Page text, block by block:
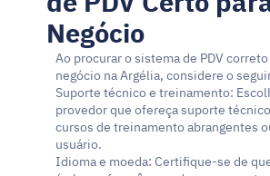
Negócio
Ao procurar o sistema de PDV
negócio na Argélia, considere o
Suporte técnico e treinamento:
provedor que ofereça suporte
cursos de treinamento abrangentes
usuário.
Idioma e moeda: Certifique-se de